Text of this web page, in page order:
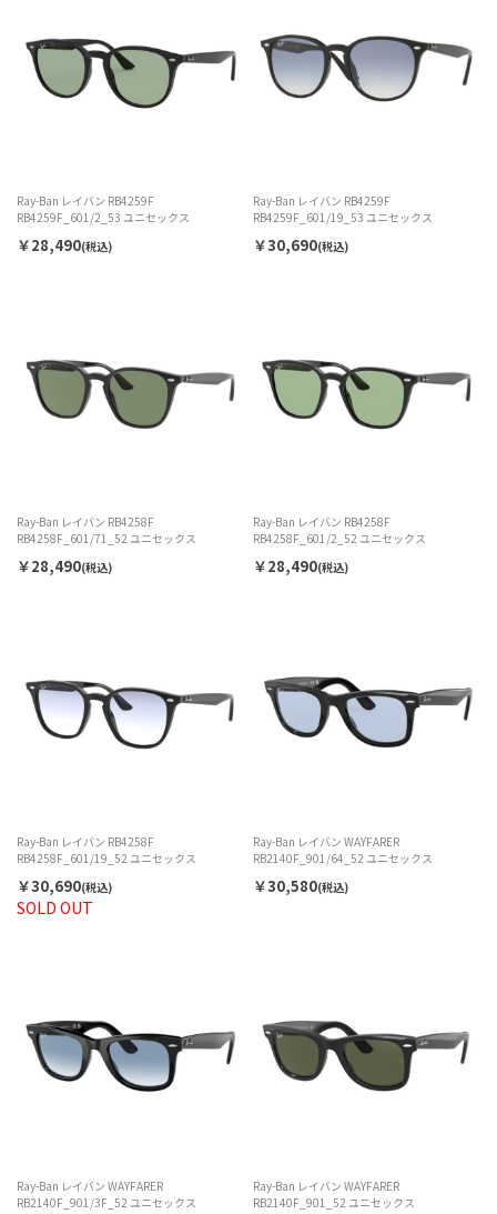
Ray-Ban レイバン RB4259F
RB4259F_601/2_53 ユニセックス
￥28,490(税込)
Ray-Ban レイバン RB4259F
RB4259F_601/19_53 ユニセックス
￥30,690(税込)
Ray-Ban レイバン RB4258F
RB4258F_601/71_52 ユニセックス
￥28,490(税込)
Ray-Ban レイバン RB4258F
RB4258F_601/2_52 ユニセックス
￥28,490(税込)
SOLD OUT
Ray-Ban レイバン RB4258F
RB4258F_601/19_52 ユニセックス
￥30,690(税込)
Ray-Ban レイバン WAYFARER
RB2140F_901/64_52 ユニセックス
￥30,580(税込)
Ray-Ban レイバン WAYFARER
RB2140F_901/3F_52 ユニセックス
Ray-Ban レイバン WAYFARER
RB2140F_901_52 ユニセックス